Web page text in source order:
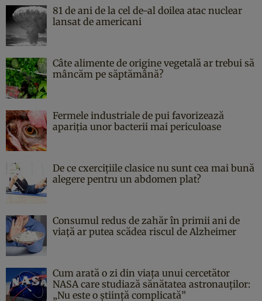
81 de ani de la cel de-al doilea atac nuclear
lansat de americani
Câte alimente de origine vegetală ar trebui să
mâncăm pe săptămână?
Fermele industriale de pui favorizează
apariția unor bacterii mai periculoase
De ce cxercițiile clasice nu sunt cea mai bună
alegere pentru un abdomen plat?
Consumul redus de zahăr în primii ani de
viață ar putea scădea riscul de Alzheimer
Cum arată o zi din viața unui cercetător
NASA care studiază sănătatea astronauților:
„Nu este o știință complicată”